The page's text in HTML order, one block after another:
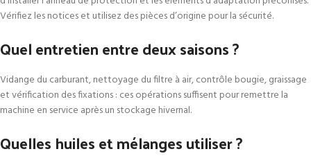
Vérifiez les notices et utilisez des pièces d’origine pour la sécurité.
Quel entretien entre deux saisons ?
Vidange du carburant, nettoyage du filtre à air, contrôle bougie, graissage
et vérification des fixations : ces opérations suffisent pour remettre la
machine en service après un stockage hivernal.
Quelles huiles et mélanges utiliser ?